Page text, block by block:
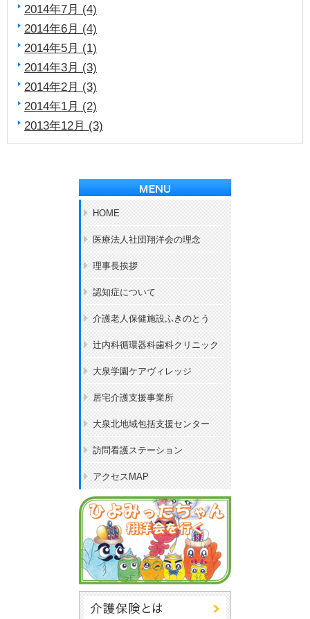
2014年7月 (4)
2014年6月 (4)
2014年5月 (1)
2014年3月 (3)
2014年2月 (3)
2014年1月 (2)
2013年12月 (3)
HOME
医療法人社団翔洋会の理念
理事長挨拶
認知症について
介護老人保健施設ふきのとう
辻内科循環器科歯科クリニック
大泉学園ケアヴィレッジ
居宅介護支援事業所
大泉北地域包括支援センター
訪問看護ステーション
アクセスMAP